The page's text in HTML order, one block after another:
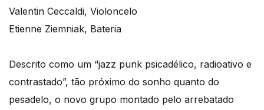
Valentin Ceccaldi, Violoncelo
Etienne Ziemniak, Bateria
Descrito como um “jazz punk psicadélico, radioativo e
contrastado”, tão próximo do sonho quanto do
pesadelo, o novo grupo montado pelo arrebatado